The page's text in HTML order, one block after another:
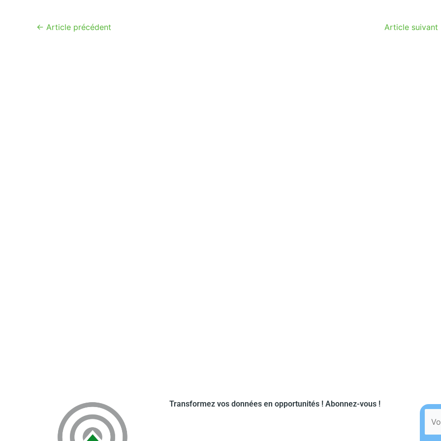
← Article précédent Article suivant
Transformez vos données en opportunités ! Abonnez-vous !​